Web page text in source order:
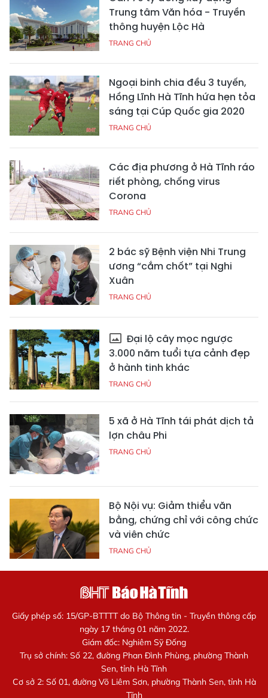
Trung tâm Văn hóa - Truyền
thông huyện Lộc Hà
TRANG CHỦ
Ngoại binh chia đều 3 tuyến,
Hồng Lĩnh Hà Tĩnh hứa hẹn tỏa
sáng tại Cúp Quốc gia 2020
TRANG CHỦ
Các địa phương ở Hà Tĩnh ráo
riết phòng, chống virus
Corona
TRANG CHỦ
2 bác sỹ Bệnh viện Nhi Trung
ương “cắm chốt” tại Nghi
Xuân
TRANG CHỦ
Đại lộ cây mọc ngược
3.000 năm tuổi tựa cảnh đẹp
ở hành tinh khác
TRANG CHỦ
5 xã ở Hà Tĩnh tái phát dịch tả
lợn châu Phi
TRANG CHỦ
Bộ Nội vụ: Giảm thiểu văn
bằng, chứng chỉ với công chức
và viên chức
TRANG CHỦ
Giấy phép số: 15/GP-BTTTT do Bộ Thông tin - Truyền thông cấp
ngày 17 tháng 01 năm 2022.
Giám đốc: Nghiêm Sỹ Đống
Trụ sở chính: Số 22, đường Phan Đình Phùng, phường Thành
Sen, tỉnh Hà Tĩnh
Cơ sở 2: Số 01, đường Võ Liêm Sơn, phường Thành Sen, tỉnh Hà
Tĩnh